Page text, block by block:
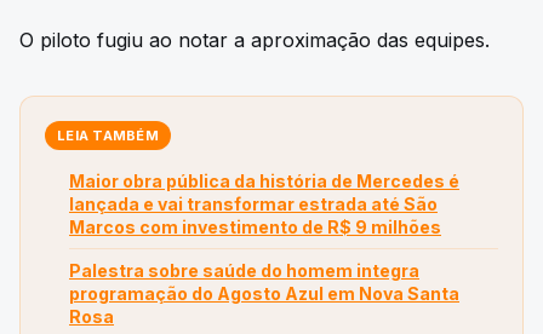
O piloto fugiu ao notar a aproximação das equipes.
LEIA TAMBÉM
Maior obra pública da história de Mercedes é
lançada e vai transformar estrada até São
Marcos com investimento de R$ 9 milhões
Palestra sobre saúde do homem integra
programação do Agosto Azul em Nova Santa
Rosa